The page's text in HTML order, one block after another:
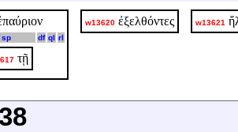
sp df ql rl
τῇ
w13620 ἐξελθόντες w13621